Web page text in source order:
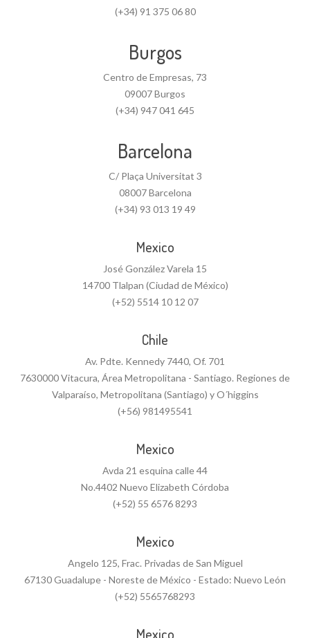
(+34) 91 375 06 80
Burgos
Centro de Empresas, 73
09007 Burgos
(+34) 947 041 645
Barcelona
C/ Plaça Universitat 3
08007 Barcelona
(+34) 93 013 19 49
Mexico
José González Varela 15
14700 Tlalpan (Ciudad de México)
(+52) 5514 10 12 07
Chile
Av. Pdte. Kennedy 7440, Of. 701
7630000 Vitacura, Área Metropolitana - Santiago. Regiones de
Valparaíso, Metropolitana (Santiago) y O´higgins
(+56) 981495541
Mexico
Avda 21 esquina calle 44
No.4402 Nuevo Elizabeth Córdoba
(+52) 55 6576 8293
Mexico
Angelo 125, Frac. Privadas de San Miguel
67130 Guadalupe - Noreste de México - Estado: Nuevo León
(+52) 5565768293
Mexico